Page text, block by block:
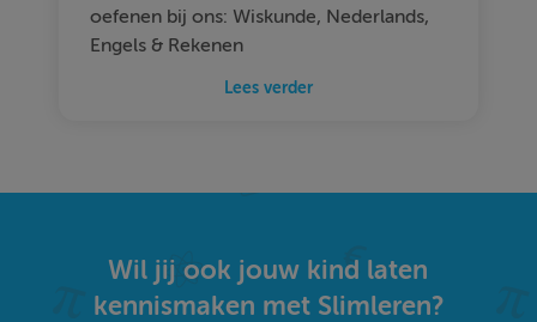
oefenen bij ons: Wiskunde, Nederlands,
Engels & Rekenen
Lees verder
Wil jij ook jouw kind laten
kennismaken met Slimleren?